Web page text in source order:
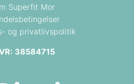
Superfit Mor
og privatlivspolitik
38584715